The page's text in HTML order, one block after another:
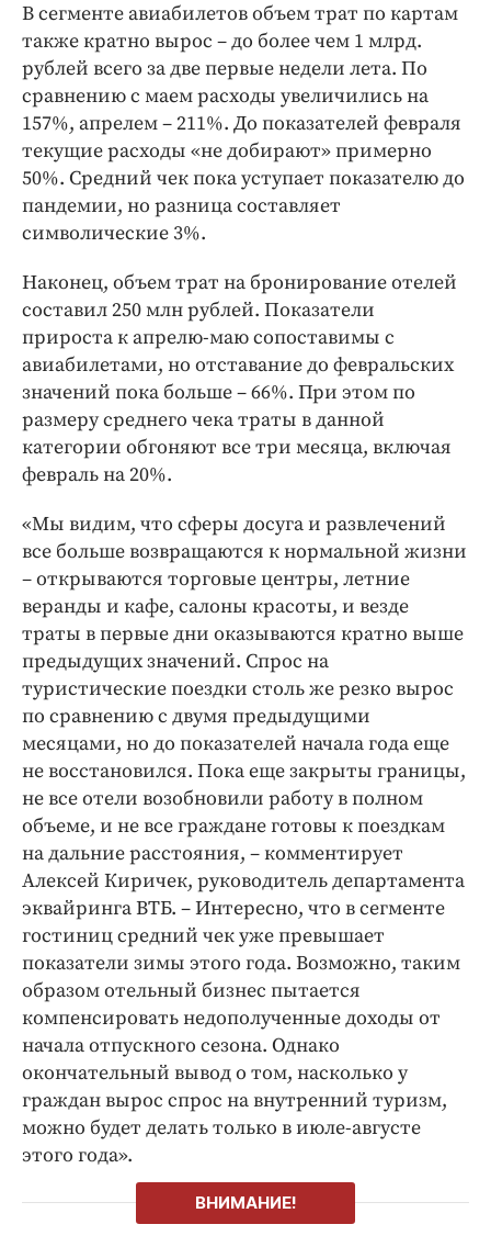
В сегменте авиабилетов объем трат по картам
также кратно вырос – до более чем 1 млрд.
рублей всего за две первые недели лета. По
сравнению с маем расходы увеличились на
157%, апрелем – 211%. До показателей февраля
текущие расходы «не добирают» примерно
50%. Средний чек пока уступает показателю до
пандемии, но разница составляет
символические 3%.
Наконец, объем трат на бронирование отелей
составил 250 млн рублей. Показатели
прироста к апрелю-маю сопоставимы с
авиабилетами, но отставание до февральских
значений пока больше – 66%. При этом по
размеру среднего чека траты в данной
категории обгоняют все три месяца, включая
февраль на 20%.
«Мы видим, что сферы досуга и развлечений
все больше возвращаются к нормальной жизни
– открываются торговые центры, летние
веранды и кафе, салоны красоты, и везде
траты в первые дни оказываются кратно выше
предыдущих значений. Спрос на
туристические поездки столь же резко вырос
по сравнению с двумя предыдущими
месяцами, но до показателей начала года еще
не восстановился. Пока еще закрыты границы,
не все отели возобновили работу в полном
объеме, и не все граждане готовы к поездкам
на дальние расстояния, – комментирует
Алексей Киричек, руководитель департамента
эквайринга ВТБ. – Интересно, что в сегменте
гостиниц средний чек уже превышает
показатели зимы этого года. Возможно, таким
образом отельный бизнес пытается
компенсировать недополученные доходы от
начала отпускного сезона. Однако
окончательный вывод о том, насколько у
граждан вырос спрос на внутренний туризм,
можно будет делать только в июле-августе
этого года».
ВНИМАНИЕ!